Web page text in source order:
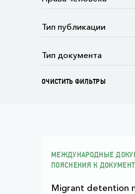
ОЧИСТИТЬ ФИЛЬТРЫ
МЕЖДУНАРОДНЫЕ
ПОЯСНЕНИЯ К
Migrant detention